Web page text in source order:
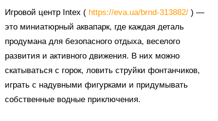
Игровой центр Intex ( https://eva.ua/brnd-313882/ ) —
это миниатюрный аквапарк, где каждая деталь
продумана для безопасного отдыха, веселого
развития и активного движения. В них можно
скатываться с горок, ловить струйки фонтанчиков,
играть с надувными фигурками и придумывать
собственные водные приключения.